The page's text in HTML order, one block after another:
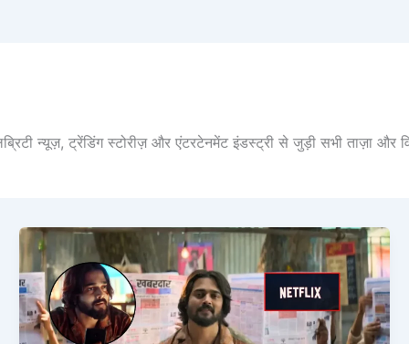
न्यूज़, ट्रेंडिंग स्टोरीज़ और एंटरटेनमेंट इंडस्ट्री से जुड़ी सभी ताज़ा और
Taaza
Khabar
Season
3
Release